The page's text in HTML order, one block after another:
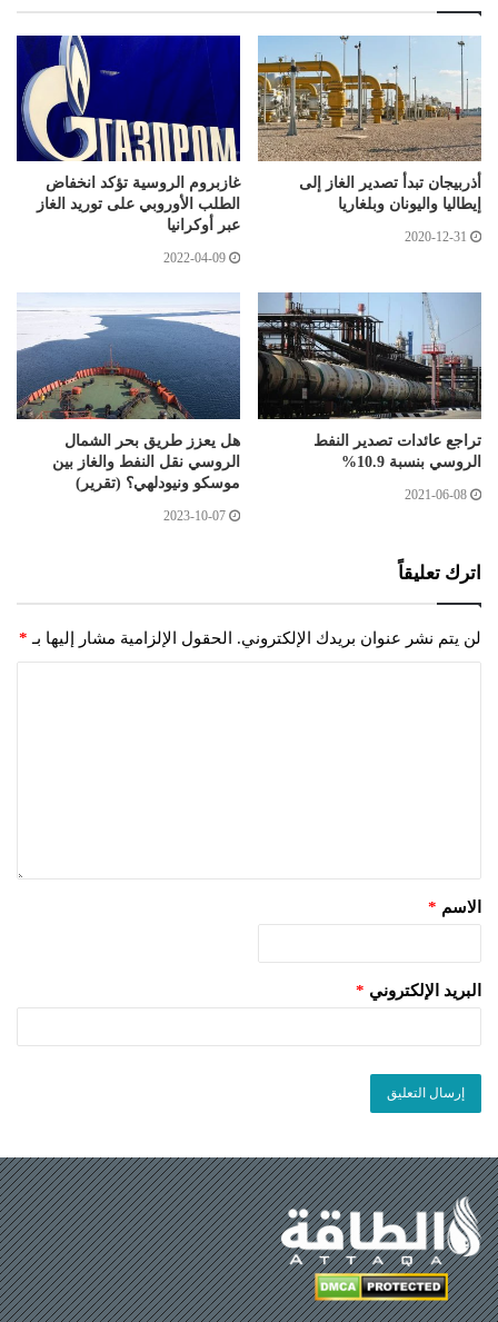
أذربيجان تبدأ تصدير الغاز إلى
إيطاليا واليونان وبلغاريا
2020-12-31
غازبروم الروسية تؤكد انخفاض
الطلب الأوروبي على توريد الغاز
عبر أوكرانيا
2022-04-09
تراجع عائدات تصدير النفط
الروسي بنسبة 10.9%
2021-06-08
هل يعزز طريق بحر الشمال
الروسي نقل النفط والغاز بين
موسكو ونيودلهي؟ (تقرير)
2023-10-07
اترك تعليقاً
لن يتم نشر عنوان بريدك الإلكتروني. الحقول الإلزامية مشار إليها بـ *
الاسم *
البريد الإلكتروني *